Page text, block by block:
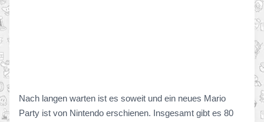
Nach langen warten ist es soweit und ein neues Mario
Party ist von Nintendo erschienen. Insgesamt gibt es 80